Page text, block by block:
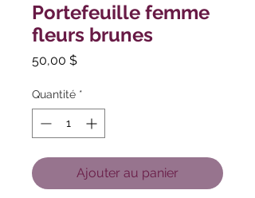
Portefeuille femme
fleurs brunes
50,00 $Prix
Quantité *
Ajouter au panier